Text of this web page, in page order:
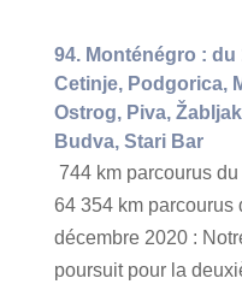
94. Monténégro : du
Cetinje, Podgorica,
Ostrog, Piva,
Budva, Stari Bar
744 km parcourus
64 354 km parcourus
décembre 2020 :
poursuit pour la